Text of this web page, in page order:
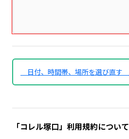
日付、時間帯、場所を選び直す
「コレル塚口」利用規約について